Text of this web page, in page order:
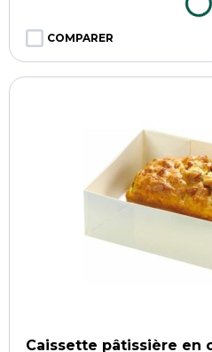
COMPARER
Caissette pâtissière en